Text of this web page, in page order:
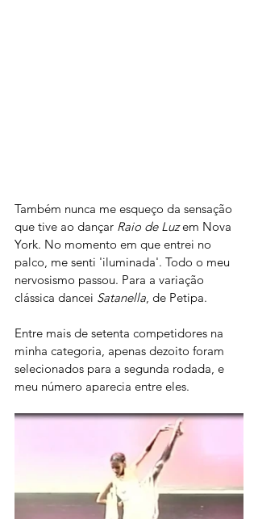
Também nunca me esqueço da sensação
que tive ao dançar Raio de Luz em Nova
York. No momento em que entrei no
palco, me senti 'iluminada'. Todo o meu
nervosismo passou. Para a variação
clássica dancei Satanella, de Petipa.
Entre mais de setenta competidores na
minha categoria, apenas dezoito foram
selecionados para a segunda rodada, e
meu número aparecia entre eles.